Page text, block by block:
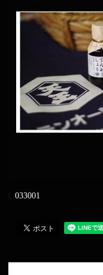
033001